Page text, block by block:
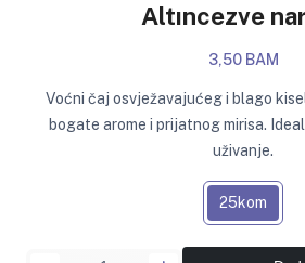
Altıncezve
3,50 BAM
Voćni čaj osvježavajućeg i blago
bogate arome i prijatnog mirisa.
uživanje.
25kom